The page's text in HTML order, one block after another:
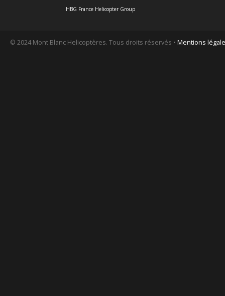
HBG France Helicopter Group
© 2024 Mont Blanc Helicoptères. Tous droits réservés • Mentions